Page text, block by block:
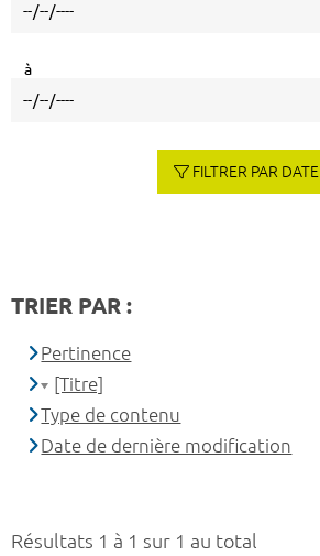
Résultats 1 à 1 sur 1 au total
à
FILTRER PAR DATE
TRIER PAR :
Pertinence
[Titre]
Type de contenu
Date de dernière modification